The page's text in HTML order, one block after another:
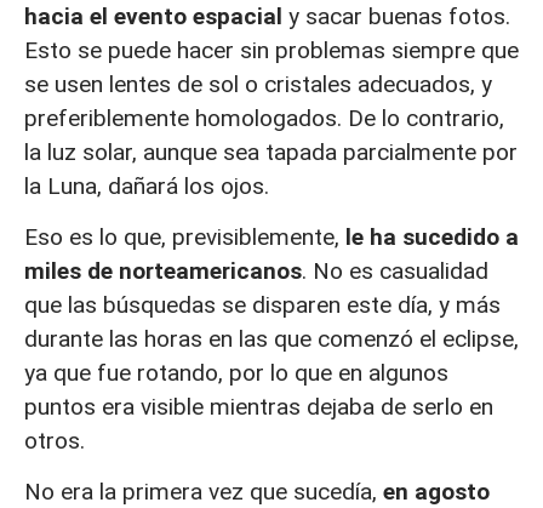
hacia el evento espacial y sacar buenas fotos.
Esto se puede hacer sin problemas siempre que
se usen lentes de sol o cristales adecuados, y
preferiblemente homologados. De lo contrario,
la luz solar, aunque sea tapada parcialmente por
la Luna, dañará los ojos.
Eso es lo que, previsiblemente, le ha sucedido a
miles de norteamericanos. No es casualidad
que las búsquedas se disparen este día, y más
durante las horas en las que comenzó el eclipse,
ya que fue rotando, por lo que en algunos
puntos era visible mientras dejaba de serlo en
otros.
No era la primera vez que sucedía, en agosto